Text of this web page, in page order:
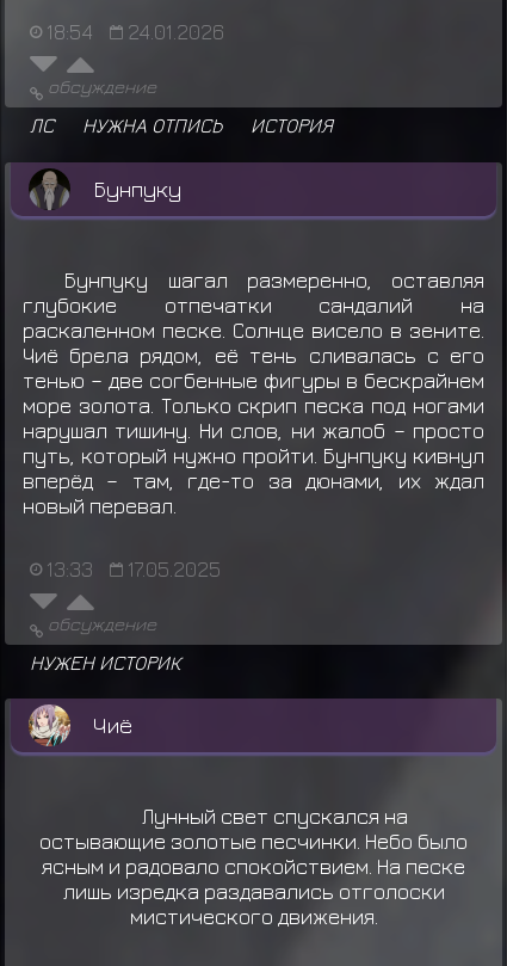
Лайт не смог получить
Лайт не смог получить
Лайт не смог получитьАгава
Лайт не смог получить
Лайт получаетАгава
18:54 24.01.2026
обсуждение
ЛС НУЖНА ОТПИСЬ ИСТОРИЯ
Бунпуку
Бунпуку шагал размеренно, оставляя
глубокие отпечатки сандалий на
раскаленном песке. Солнце висело в зените.
Чиё брела рядом, её тень сливалась с его
тенью – две согбенные фигуры в бескрайнем
море золота. Только скрип песка под ногами
нарушал тишину. Ни слов, ни жалоб – просто
путь, который нужно пройти. Бунпуку кивнул
вперёд – там, где-то за дюнами, их ждал
новый перевал.
13:33 17.05.2025
обсуждение
НУЖЕН ИСТОРИК
Чиё
Лунный свет спускался на
остывающие золотые песчинки. Небо было
ясным и радовало спокойствием. На песке
лишь изредка раздавались отголоски
мистического движения.